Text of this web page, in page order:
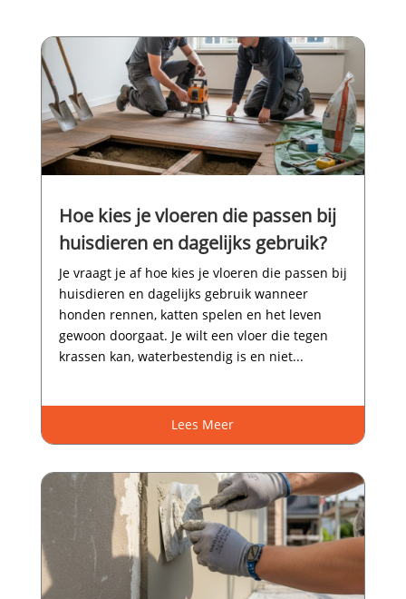
Hoe kies je vloeren die passen bij
huisdieren en dagelijks gebruik?
Je vraagt je af hoe kies je vloeren die passen bij
huisdieren en dagelijks gebruik wanneer
honden rennen, katten spelen en het leven
gewoon doorgaat.​ Je wilt een vloer die tegen
krassen kan, waterbestendig is en niet...
Lees Meer